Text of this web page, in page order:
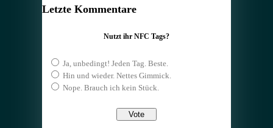
Letzte Kommentare
Nutzt ihr NFC Tags?
Ja, unbedingt! Jeden Tag. Beste.
Hin und wieder. Nettes Gimmick.
Nope. Brauch ich kein Stück.